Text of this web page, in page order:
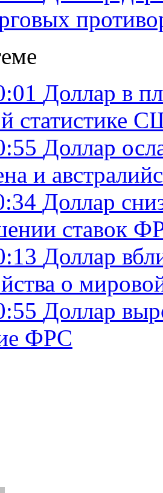
Доллар в
статистике
Доллар
и
Доллар
ставок
Доллар
о
Доллар
ФРС